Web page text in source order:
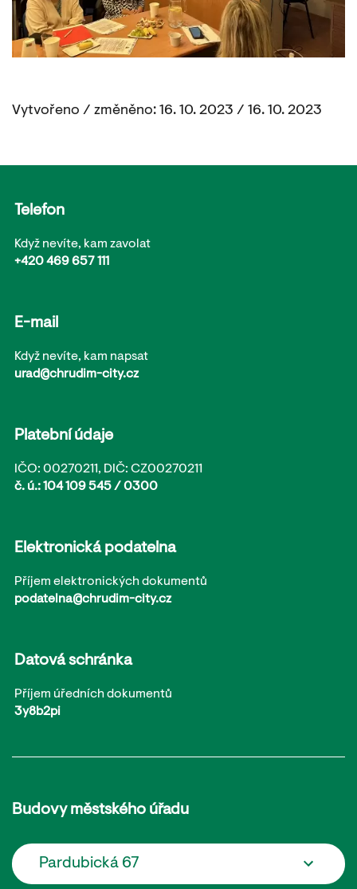
Vytvořeno / změněno: 16. 10. 2023 / 16. 10. 2023
Telefon
Když nevíte, kam zavolat
+420 469 657 111
E-mail
Když nevíte, kam napsat
urad@chrudim-city.cz
Platební údaje
IČO: 00270211, DIČ: CZ00270211
č. ú.: 104 109 545 / 0300
Elektronická podatelna
Příjem elektronických dokumentů
podatelna@chrudim-city.cz
Datová schránka
Příjem úředních dokumentů
3y8b2pi
Budovy městského úřadu
Pardubická 67